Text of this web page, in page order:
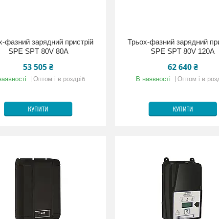
фазний зарядний пристрій
SPE SPT 80V 80A
53 505 ₴
Оптом і в роздріб
КУПИТИ
Трьох-фазний зарядний
SPE SPT 80V 120A
62 640 ₴
В наявності Оптом і в
КУПИТИ